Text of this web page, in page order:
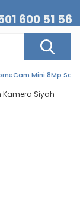
Mini 8Mp
600 51 56